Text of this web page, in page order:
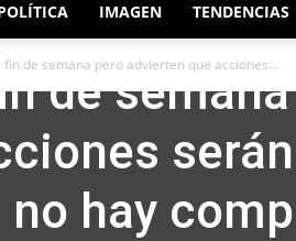
Oaxaca
IMAGEN TENDENCIAS
de semana pero advierten que acciones...
desechos
de
serán
hay